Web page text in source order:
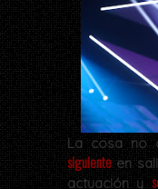
La cosa no
siguienteen
actuación y